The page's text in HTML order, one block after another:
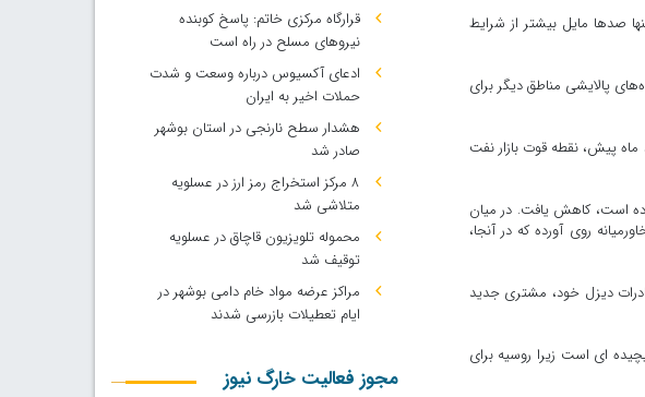
صدها مایل بیشتر از شرایط
پالایشی مناطق دیگر برای
پیش، نقطه قوت بازار نفت
است، کاهش یافت. در میان
روی آورده که در آنجا،
دیزل خود، مشتری جدید
ای است زیرا روسیه برای
قرارگاه مرکزی خاتم: پاسخ کوبنده
نیروهای مسلح در راه است
ادعای آکسیوس درباره وسعت و شدت
حملات اخیر به ایران
هشدار سطح نارنجی در استان بوشهر
صادر شد
۸ مرکز استخراج رمز ارز در عسلویه
متلاشی شد
محموله تلویزیون قاچاق در عسلویه
توقیف شد
مراکز عرضه مواد خام دامی بوشهر در
ایام تعطیلات بازرسی شدند
مجوز فعالیت خارگ نیوز